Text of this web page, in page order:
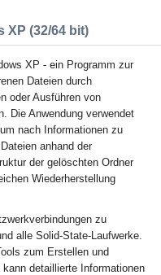
XP (32/64 bit)
XP - ein Programm zur
Dateien durch
oder Ausführen von
Die Anwendung verwendet
nach Informationen zu
anhand der
der gelöschten Ordner
Wiederherstellung
zu
alle Solid-State-Laufwerke.
zum Erstellen und
detaillierte Informationen